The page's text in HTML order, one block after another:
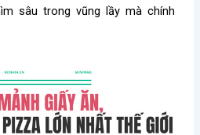
sâu trong vũng lầy mà chính